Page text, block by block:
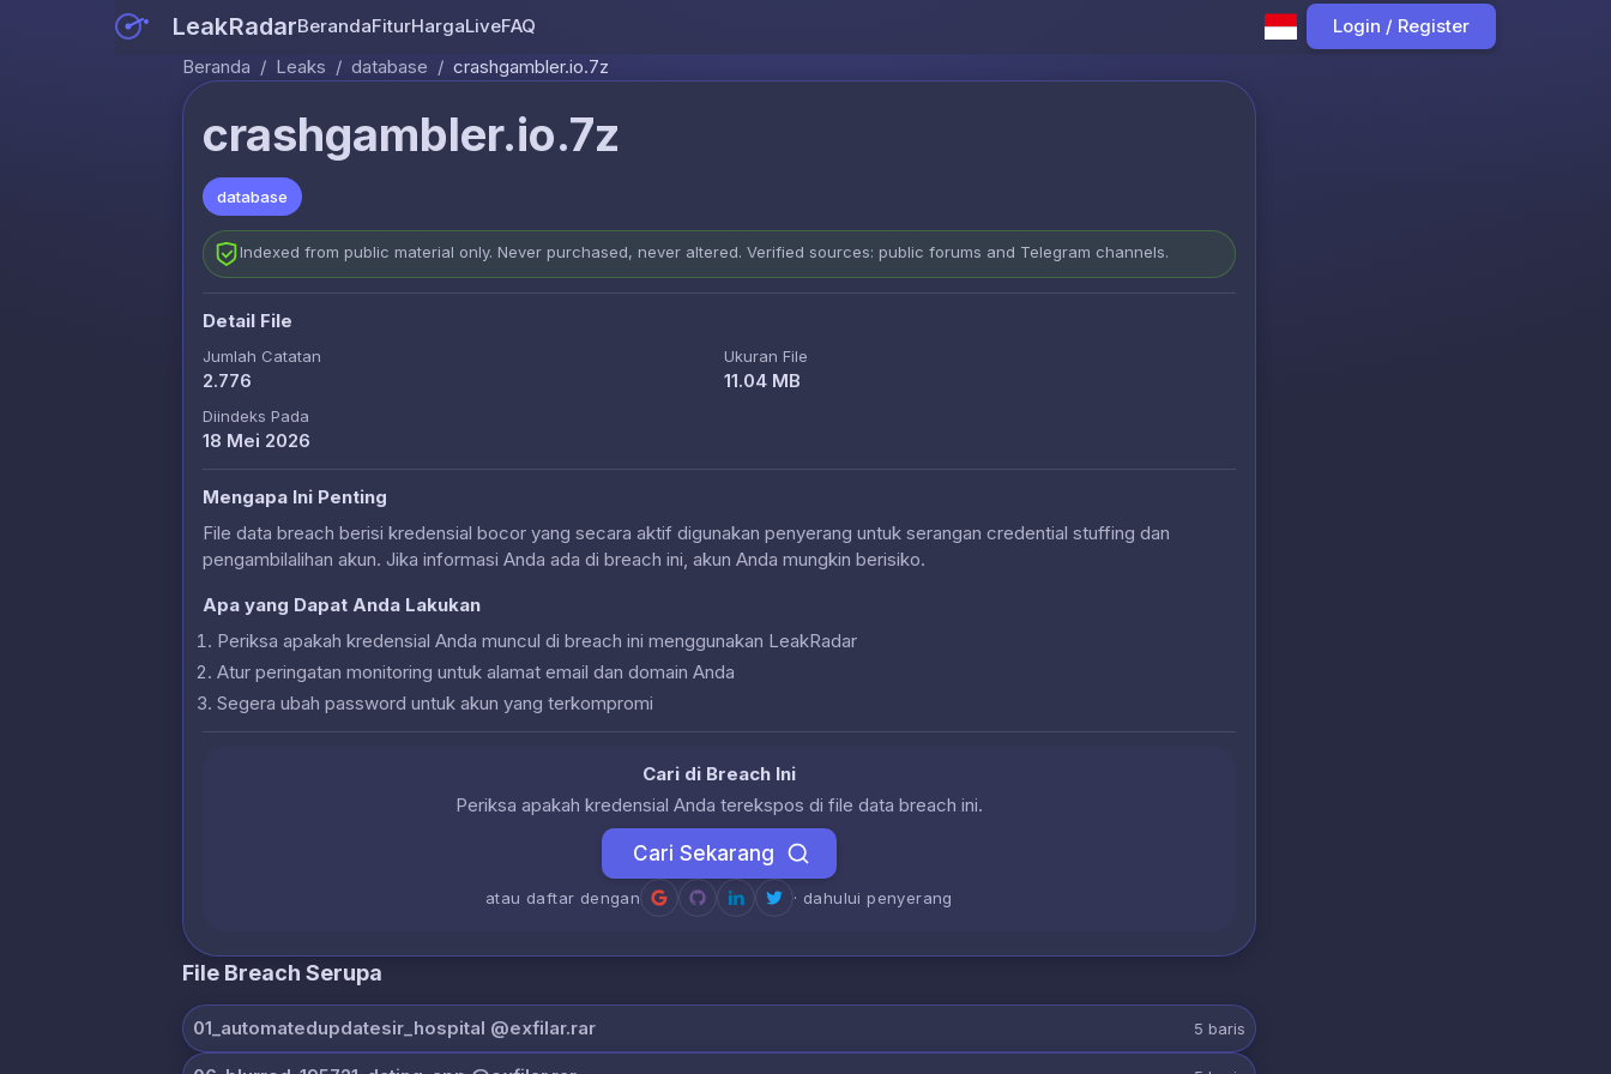
LeakRadarBerandaFiturHargaLiveFAQ
Login / Register
Beranda / Leaks / database / crashgambler.io.7z
crashgambler.io.7z
database
Indexed from public material only. Never purchased, never altered. Verified sources: public forums and Telegram channels.
Detail File
Jumlah Catatan
2.776
Ukuran File
11.04 MB
Diindeks Pada
18 Mei 2026
Mengapa Ini Penting
File data breach berisi kredensial bocor yang secara aktif digunakan penyerang untuk serangan credential stuffing dan
pengambilalihan akun. Jika informasi Anda ada di breach ini, akun Anda mungkin berisiko.
Apa yang Dapat Anda Lakukan
Periksa apakah kredensial Anda muncul di breach ini menggunakan LeakRadar
Atur peringatan monitoring untuk alamat email dan domain Anda
Segera ubah password untuk akun yang terkompromi
Cari di Breach Ini
Periksa apakah kredensial Anda terekspos di file data breach ini.
Cari Sekarang
atau daftar dengan · dahului penyerang
File Breach Serupa
01_automatedupdatesir_hospital @exfilar.rar 5 baris